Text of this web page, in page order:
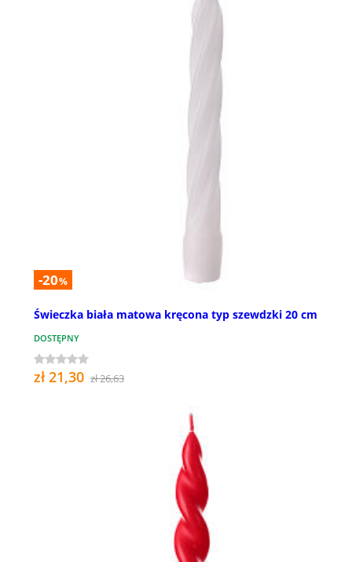
-20%
Świeczka biała matowa kręcona typ szewdzki 20 cm
DOSTĘPNY
zł 21,30 zł 26,63